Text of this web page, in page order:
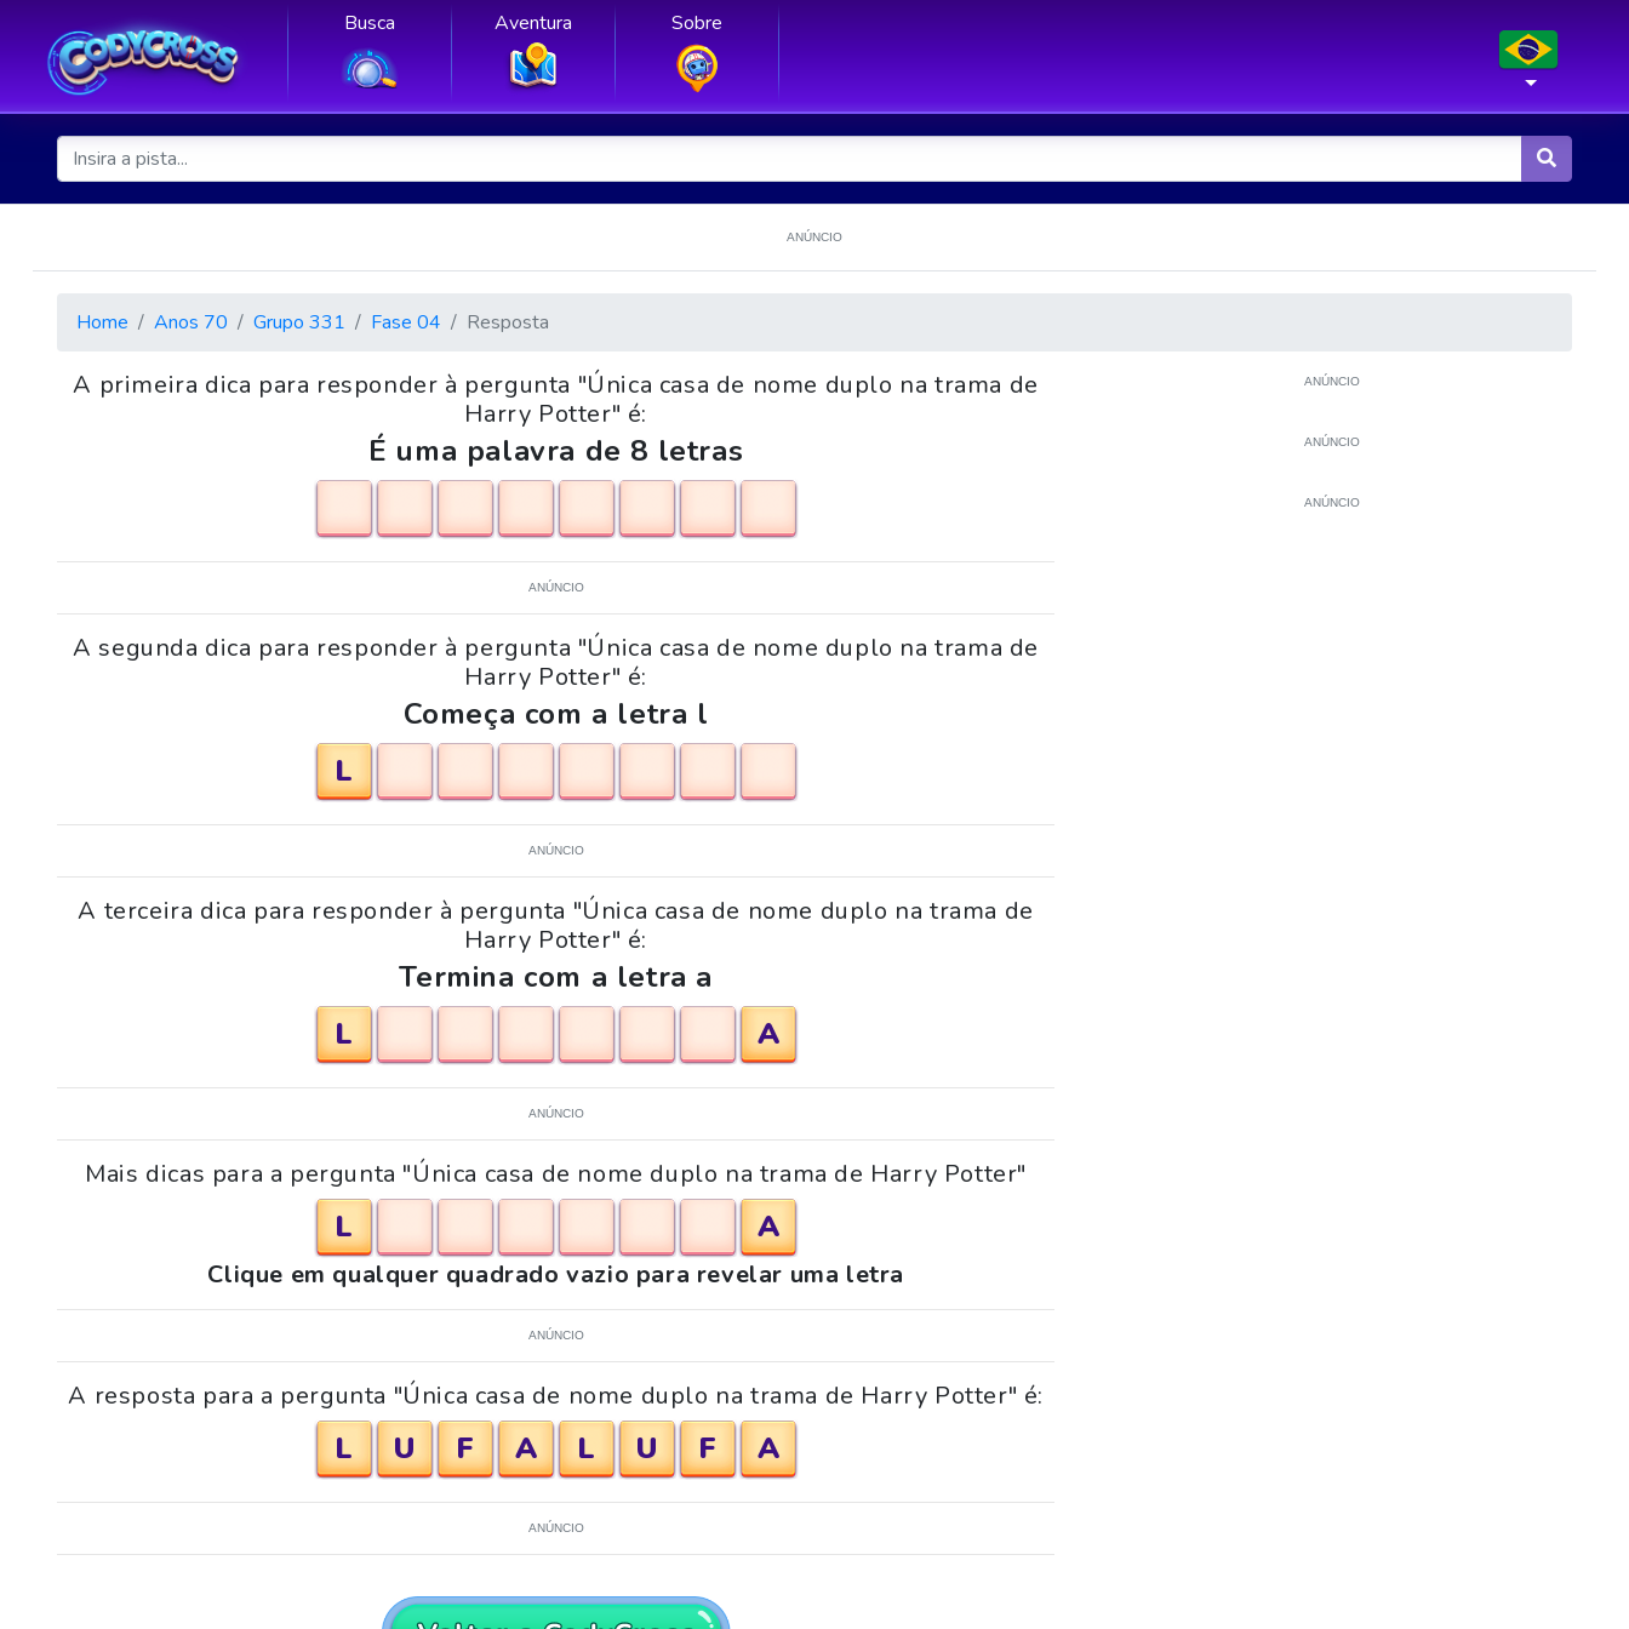
Busca Aventura Sobre
ANÚNCIO
Home Anos 70 Grupo 331 Fase 04 Resposta
A primeira dica para responder à pergunta "Única casa de nome duplo na trama de
Harry Potter" é:
É uma palavra de 8 letras
ANÚNCIO
A segunda dica para responder à pergunta "Única casa de nome duplo na trama de
Harry Potter" é:
Começa com a letra l
L
ANÚNCIO
A terceira dica para responder à pergunta "Única casa de nome duplo na trama de
Harry Potter" é:
Termina com a letra a
L
A
ANÚNCIO
Mais dicas para a pergunta "Única casa de nome duplo na trama de Harry Potter"
L A
Clique em qualquer quadrado vazio para revelar uma letra
ANÚNCIO
A resposta para a pergunta "Única casa de nome duplo na trama de Harry Potter" é:
L U F A L U F A
ANÚNCIO
ANÚNCIO
ANÚNCIO
ANÚNCIO